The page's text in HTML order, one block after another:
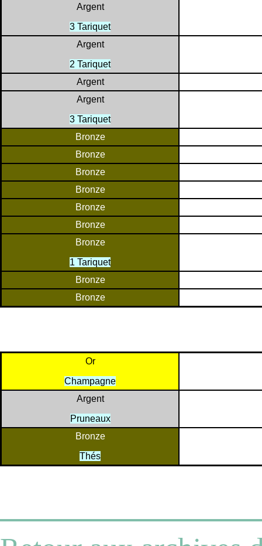
Argent
3 Tariquet
Argent
2 Tariquet
Argent
Argent
3 Tariquet
Bronze
Bronze
Bronze
Bronze
Bronze
Bronze
Bronze
1 Tariquet
Bronze
Bronze
Or
Champagne
Argent
Pruneaux
Bronze
Thés